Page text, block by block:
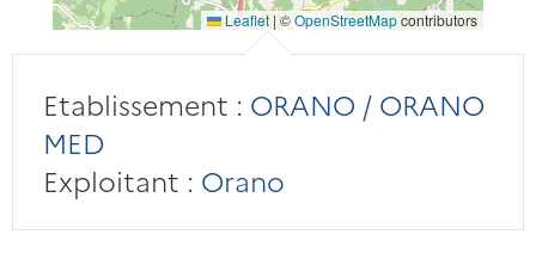
Leaflet | ©OpenStreetMapcontributors
Etablissement : ORANO / ORANO
MED
Exploitant : Orano